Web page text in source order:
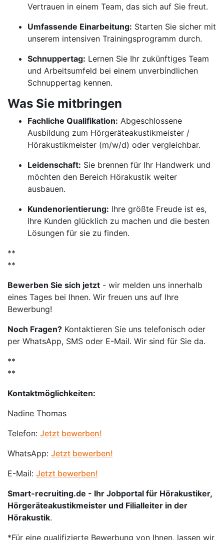
Vertrauen in einem Team, das sich auf Sie freut.
Umfassende Einarbeitung: Starten Sie sicher mit
unserem intensiven Trainingsprogramm durch.
Schnuppertag: Lernen Sie Ihr zukünftiges Team
und Arbeitsumfeld bei einem unverbindlichen
Schnuppertag kennen.
Was Sie mitbringen
Fachliche Qualifikation: Abgeschlossene
Ausbildung zum Hörgeräteakustikmeister /
Hörakustikmeister (m/w/d) oder vergleichbar.
Leidenschaft: Sie brennen für Ihr Handwerk und
möchten den Bereich Hörakustik weiter
ausbauen.
Kundenorientierung: Ihre größte Freude ist es,
Ihre Kunden glücklich zu machen und die besten
Lösungen für sie zu finden.
**
**
Bewerben Sie sich jetzt - wir melden uns innerhalb
eines Tages bei Ihnen. Wir freuen uns auf Ihre
Bewerbung!
Noch Fragen? Kontaktieren Sie uns telefonisch oder
per WhatsApp, SMS oder E-Mail. Wir sind für Sie da.
**
**
Kontaktmöglichkeiten:
Nadine Thomas
Telefon: Jetzt bewerben!
WhatsApp: Jetzt bewerben!
E-Mail: Jetzt bewerben!
Smart-recruiting.de - Ihr Jobportal für Hörakustiker,
Hörgeräteakustikmeister und Filialleiter in der
Hörakustik.
*Für eine qualifizierte Bewerbung von Ihnen, lassen wir